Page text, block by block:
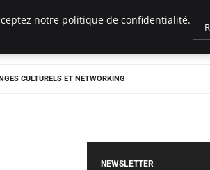
CULTURELS ET NETWORKING
NEWSLETTER
notre politique de confidentialité.